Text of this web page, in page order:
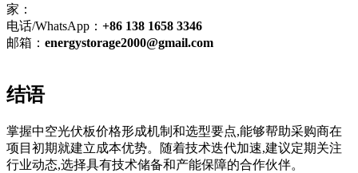
家：
电话/WhatsApp： +86 138 1658 3346
邮箱： energystorage2000@gmail.com
结语
掌握中空光伏板价格形成机制和选型要点,能够帮助采购商在
项目初期就建立成本优势。随着技术迭代加速,建议定期关注
行业动态,选择具有技术储备和产能保障的合作伙伴。